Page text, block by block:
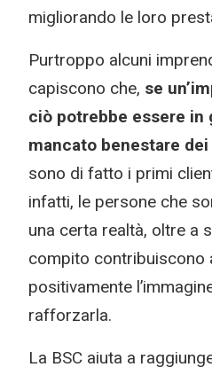
migliorando le loro
Purtroppo alcuni
capiscono che, se
ciò potrebbe essere in
mancato benestare
sono di fatto i primi
infatti, le persone che
una certa realtà, oltre a
compito contribuiscono
positivamente
rafforzarla.
La BSC aiuta a